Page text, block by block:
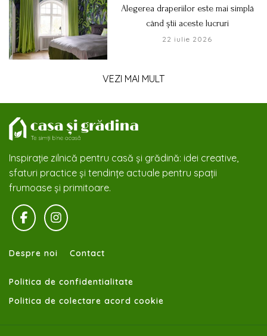
Alegerea draperiilor este mai simplă
când știi aceste lucruri
22 iulie 2026
VEZI MAI MULT
Inspirație zilnică pentru casă și grădină: idei creative,
sfaturi practice și tendințe actuale pentru spații
frumoase și primitoare.
Despre noi Contact
Politica de confidentialitate
Politica de colectare acord cookie